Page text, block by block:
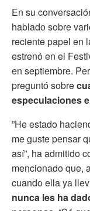
En su
hablado sobre
reciente papel en
estrenó en el
en septiembre.
preguntó sobre
especulaciones
”He estado
me guste pensar
así”, ha admitido
mencionado que,
cuando ella ya
nunca les ha